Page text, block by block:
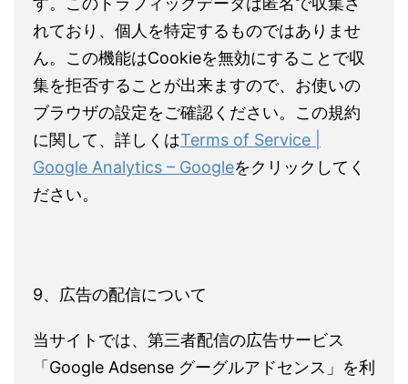
れており、個人を特定するものではありませ
ん。この機能はCookieを無効にすることで収
集を拒否することが出来ますので、お使いの
ブラウザの設定をご確認ください。この規約
に関して、詳しくはTerms of Service |
Google Analytics – Googleをクリックしてく
ださい。
9、広告の配信について
当サイトでは、第三者配信の広告サービス
「Google Adsense グーグルアドセンス」を利